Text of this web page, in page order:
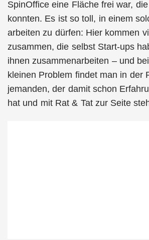
SpinOffice eine Fläche frei war,
konnten. Es ist so toll, in einem
arbeiten zu dürfen: Hier kommen
zusammen, die selbst Start-ups
ihnen zusammenarbeiten – und
kleinen Problem findet man in der
jemanden, der damit schon
hat und mit Rat & Tat zur Seite